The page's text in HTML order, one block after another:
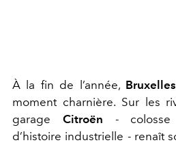
À la fin de l’année, Bruxelles
moment charnière. Sur les
garage Citroën - colosse
d’histoire industrielle - renaît